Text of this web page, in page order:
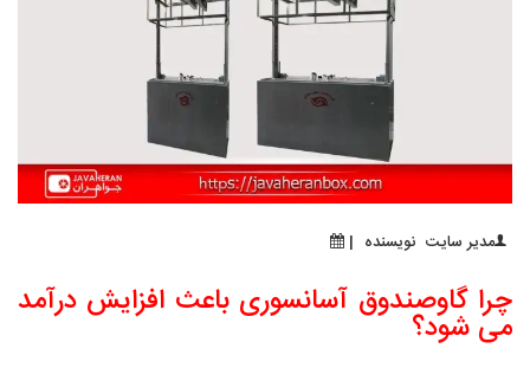
مدیر سایت نویسنده |
چرا گاوصندوق آسانسوری باعث افزایش درآمد
می شود؟